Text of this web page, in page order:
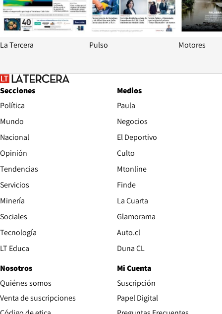
La Tercera Pulso Motores
Secciones
Política
Mundo
Nacional
Opinión
Tendencias
Servicios
Minería
Sociales
Tecnología
LT Educa
Medios
Paula
Negocios
El Deportivo
Culto
Mtonline
Finde
La Cuarta
Glamorama
Auto.cl
Duna CL
Nosotros
Quiénes somos
Venta de suscripciones
Mi Cuenta
Suscripción
Papel Digital